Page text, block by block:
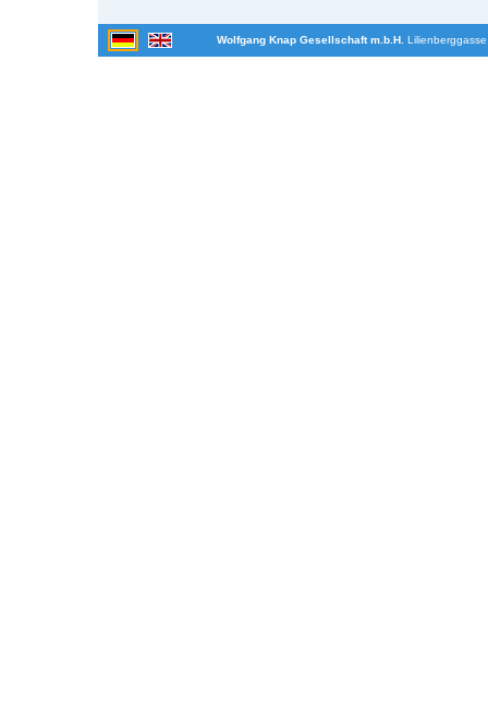
Wolfgang Knap Gesellschaft m.b.H.